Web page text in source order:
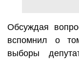
Обсуждая
вспомнил о
выборы